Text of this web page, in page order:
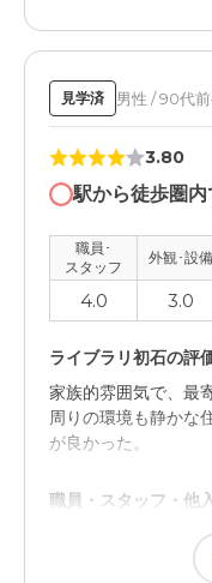
職員・スタッフ・他
す。 13種類くらいお
もしてもらって本人
くりしてるのが正直
対応は悪い、みたい
介護医療サービスに
病院受診の際や洋服
会制限が厳しいかな
見学済 男性 / 90代前
3.80
駅から徒歩圏
職員･
スタッフ
外観･設備
4.0 3.0
ライブラリ初石の評
家族的雰囲気で、最
周りの環境も静かな
が良かった。
職員・スタッフ・他
お話しし易く、明る
わからない事にもハ